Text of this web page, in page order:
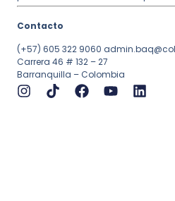
Contacto
(+57) 605 322 9060
Carrera 46 # 132 – 27
Barranquilla – Colombia